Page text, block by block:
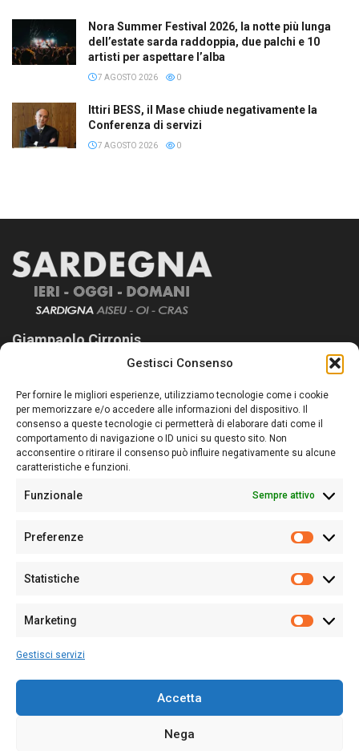
Gestisci Consenso
Per fornire le migliori esperienze, utilizziamo tecnologie come i cookie
per memorizzare e/o accedere alle informazioni del dispositivo. Il
consenso a queste tecnologie ci permetterà di elaborare dati come il
comportamento di navigazione o ID unici su questo sito. Non
acconsentire o ritirare il consenso può influire negativamente su alcune
caratteristiche e funzioni.
Funzionale Sempre attivo
Preferenze
Statistiche
Marketing
Gestisci servizi
Accetta
Nega
Nora Summer Festival 2026, la notte più lunga
dell’estate sarda raddoppia, due palchi e 10
artisti per aspettare l’alba
7 AGOSTO 2026 0
Ittiri BESS, il Mase chiude negativamente la
Conferenza di servizi
7 AGOSTO 2026 0
Giampaolo Cirronis
Sardegna Ieri-Oggi-Domani nasce per informare “liberamente” i
lettori su quanto accade in Sardegna, con un occhio rivolto al
nostro passato e, soprattutto, al nostro futuro
Follow Us
Sede:Via Cristoforo Colombo 09013 Carbonia
Partita IVA02270380922
128/2020 del 10/02/2020
Per la Pubblicità: